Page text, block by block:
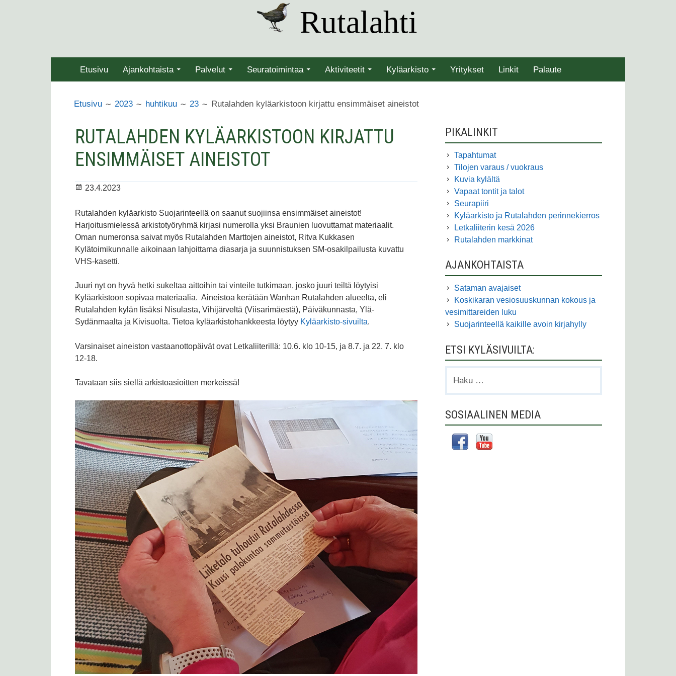
Rutalahti
ENSISIJAINEN
VALIKKO
Etusivu Ajankohtaista Palvelut Seuratoimintaa Aktiviteetit Kyläarkisto Yritykset Linkit Palaute
Etusivu 2023 huhtikuu 23 Rutalahden kyläarkistoon kirjattu ensimmäiset aineistot
RUTALAHDEN KYLÄARKISTOON KIRJATTU
ENSIMMÄISET AINEISTOT
Julkaistu
23.4.2023
Rutalahden kyläarkisto Suojarinteellä on saanut suojiinsa ensimmäiset aineistot!
Harjoitusmielessä arkistotyöryhmä kirjasi numerolla yksi Braunien luovuttamat materiaalit.
Oman numeronsa saivat myös Rutalahden Marttojen aineistot, Ritva Kukkasen
Kylätoimikunnalle aikoinaan lahjoittama diasarja ja suunnistuksen SM-osakilpailusta kuvattu
VHS-kasetti.
Juuri nyt on hyvä hetki sukeltaa aittoihin tai vinteile tutkimaan, josko juuri teiltä löytyisi
Kyläarkistoon sopivaa materiaalia. Aineistoa kerätään Wanhan Rutalahden alueelta, eli
Rutalahden kylän lisäksi Nisulasta, Vihijärveltä (Viisarimäestä), Päiväkunnasta, Ylä-
Sydänmaalta ja Kivisuolta. Tietoa kyläarkistohankkeesta löytyy Kyläarkisto-sivuilta.
Varsinaiset aineiston vastaanottopäivät ovat Letkaliiterillä: 10.6. klo 10-15, ja 8.7. ja 22. 7. klo
12-18.
Tavataan siis siellä arkistoasioitten merkeissä!
SIVUPALKKI
PIKALINKIT
Tapahtumat
Tilojen varaus / vuokraus
Kuvia kylältä
Vapaat tontit ja talot
Seurapiiri
Kyläarkisto ja Rutalahden perinnekierros
Letkaliiterin kesä 2026
Rutalahden markkinat
AJANKOHTAISTA
Sataman avajaiset
Koskikaran vesiosuuskunnan kokous ja
vesimittareiden luku
Suojarinteellä kaikille avoin kirjahylly
ETSI KYLÄSIVUILTA:
SOSIAALINEN MEDIA